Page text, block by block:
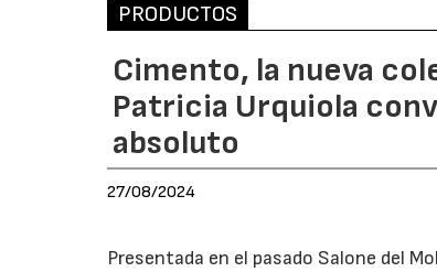
PRODUCTOS
Cimento, la nueva
Patricia Urquiola
absoluto
27/08/2024
Presentada en el pasado Salone del